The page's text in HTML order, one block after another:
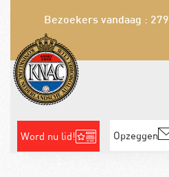
Bezoekers vandaag : 279
Word nu lid! Opzeggen